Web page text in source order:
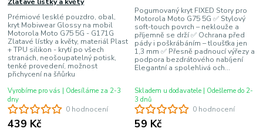
0 hodnocení
Prémiové lesklé pouzdro, obal,
kryt Mobiwear Glossy na mobil
Motorola Moto G75 5G - G171G
Zlatavé lístky a květy, materiál Plast
+ TPU silikon - krytí po všech
stranách, neošoupatelný potisk,
tenké provedení, možnost
přichycení na šňůrku
439 Kč
Vyrobíme pro vás | Odesíláme za 2-3
dny
0 hodnocení
Pogumovaný kryt FIXED Story pro
Motorola Moto G75 5G ✅ Stylový
soft-touch povrch – neklouže a
příjemně se drží ✅ Ochrana před
pády i poškrábáním – tloušťka jen
1,3 mm ✅ Přesně padnoucí výřezy a
podpora bezdrátového nabíjení
Elegantní a spolehlivá och...
59 Kč
Skladem u dodavatele | Odešleme do 2-
3 dnů